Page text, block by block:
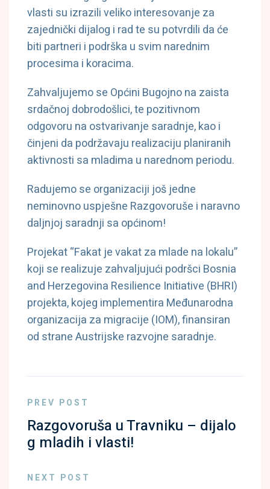
vlasti su izrazili veliko interesovanje za
zajednički dijalog i rad te su potvrdili da će
biti partneri i podrška u svim narednim
procesima i koracima.
Zahvaljujemo se Općini Bugojno na zaista
srdačnoj dobrodošlici, te pozitivnom
odgovoru na ostvarivanje saradnje, kao i
činjeni da podržavaju realizaciju planiranih
aktivnosti sa mladima u narednom periodu.
Radujemo se organizaciji još jedne
neminovno uspješne Razgovoruše i naravno
daljnjoj saradnji sa općinom!
Projekat “Fakat je vakat za mlade na lokalu”
koji se realizuje zahvaljujući podršci Bosnia
and Herzegovina Resilience Initiative (BHRI)
projekta, kojeg implementira Međunarodna
organizacija za migracije (IOM), finansiran
od strane Austrijske razvojne saradnje.
PREV POST
Razgovoruša u Travniku – dijalo
g mladih i vlasti!
NEXT POST